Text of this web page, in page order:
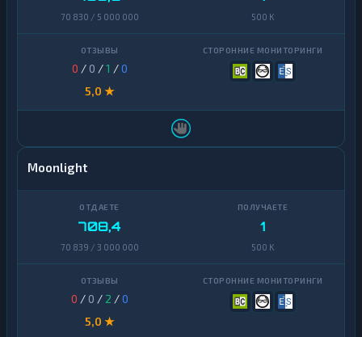
70 830 / 5 000 000 500 K
0 / 0 /1 /0
5,0 ★
Moonlight
708,4
70 839 / 3 000 000
1
500 K
0 / 0 / 2 /0
5,0 ★